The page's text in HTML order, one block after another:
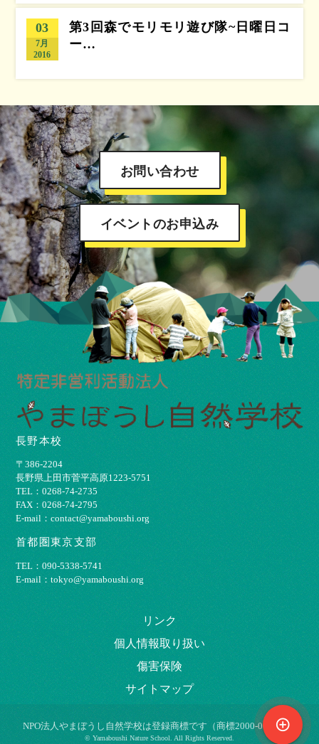
03
7月
2016
第3回森でモリモリ遊び隊~日曜日コ
ー…
お問い合わせ
イベントのお申込み
長野本校
〒386-2204
⻑野県上⽥市菅平⾼原1223-5751
TEL：0268-74-2735
FAX：0268-74-2795
E-mail：contact@yamaboushi.org
首都圏東京支部
TEL：090-5338-5741
E-mail：tokyo@yamaboushi.org
リンク
個⼈情報取り扱い
傷害保険
サイトマップ
NPO法⼈やまぼうし⾃然学校は登録商標です（商標2000-009695）
© Yamaboushi Nature School. All Rights Reserved.
control_point